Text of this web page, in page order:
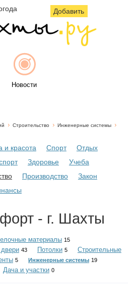
Добавить
Новости
Объявления
Строительство Инженерные системы
и красота Спорт
Отдых
Здоровье
Учеба
Производство
Закон
- г. Шахты
материалы 15
43 Потолки 5
Строительные
5 Инженерные системы 19
Дача и участки 0